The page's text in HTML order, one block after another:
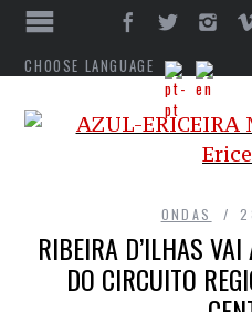
CHOOSE LANGUAGE
ONDAS
RIBEIRA D’ILHAS
DO CIRCUITO